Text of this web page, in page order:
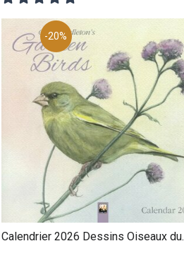
-20%
Calendrier 2026 Dessins Oiseaux du